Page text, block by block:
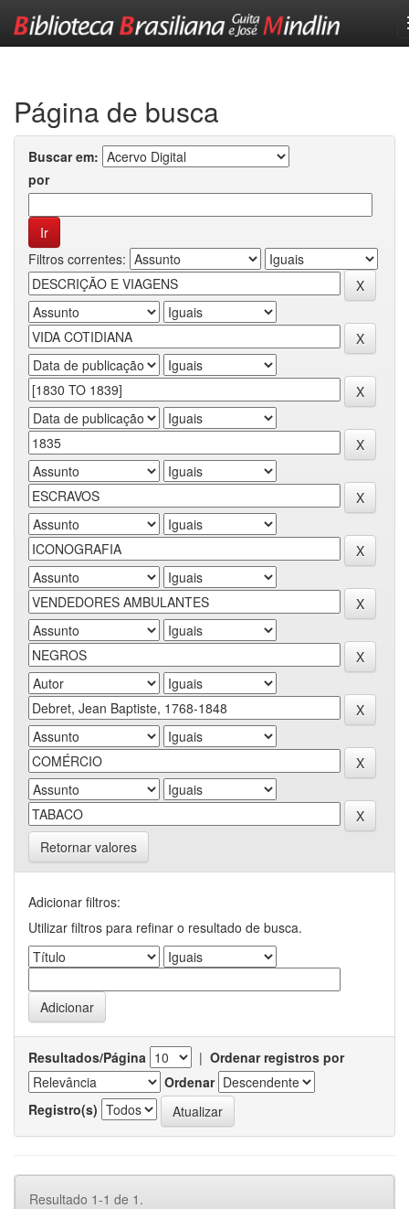
Página de busca
Buscar em:
por
Filtros correntes:
Retornar valores
Adicionar filtros:
Utilizar filtros para refinar o resultado de busca.
Resultados/Página | Ordenar registros por
Ordenar
Registro(s)
Resultado 1-1 de 1.